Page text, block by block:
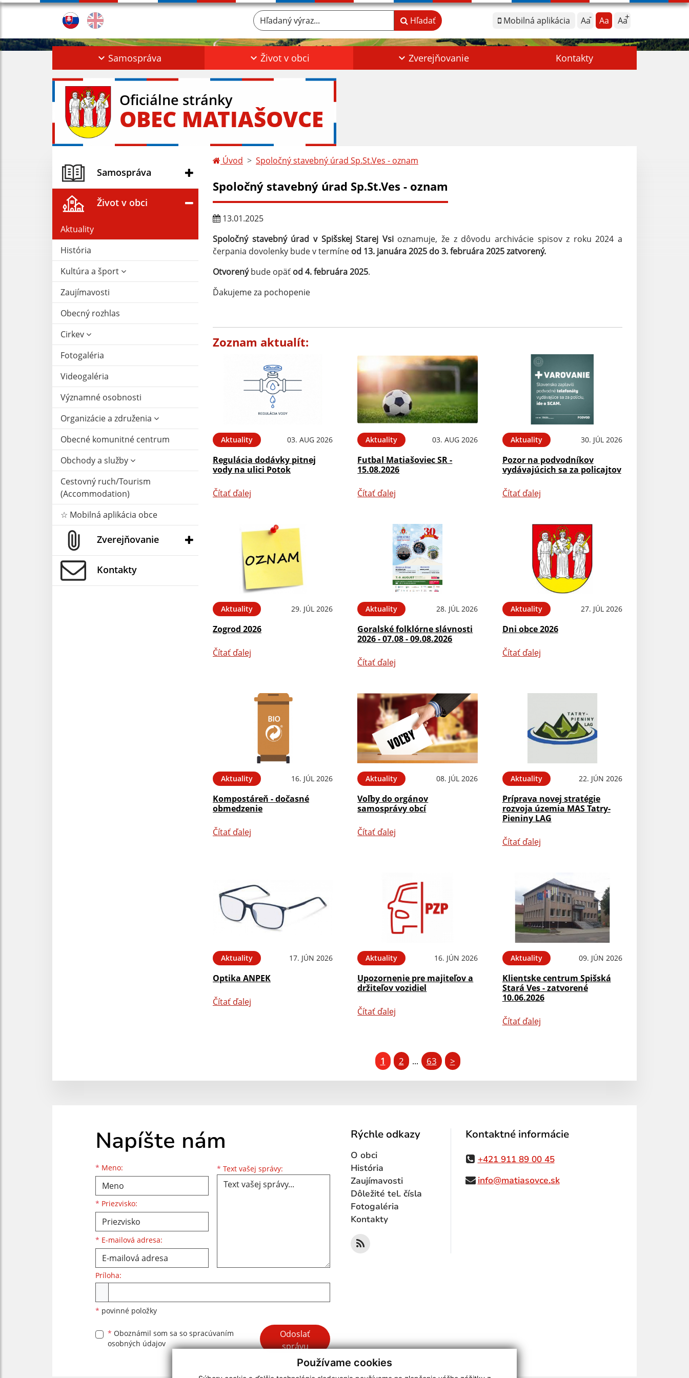
Používame cookies
Mobilná aplikácia Aa Aa Aa
Hľadaný výraz... Hľadať
Samospráva Život v obci Zverejňovanie Kontakty
Oficiálne stránky
OBEC MATIAŠOVCE
Samospráva
Život v obci
Aktuality
História
Kultúra a šport
Zaujímavosti
Obecný rozhlas
Cirkev
Fotogaléria
Videogaléria
Významné osobnosti
Organizácie a združenia
Obecné komunitné centrum
Obchody a služby
Cestovný ruch/Tourism
(Accommodation)
☆ Mobilná aplikácia obce
Zverejňovanie
Kontakty
Úvod Spoločný stavebný úrad Sp.St.Ves - oznam
Spoločný stavebný úrad Sp.St.Ves - oznam
13.01.2025
Spoločný stavebný úrad v Spišskej Starej Vsioznamuje, že z dôvodu archivácie spisov z roku 2024 a
čerpania dovolenky bude v termíne od 13. januára 2025 do 3. februára 2025 zatvorený.
Otvorenýbude opäť od 4. februára 2025.
Ďakujeme za pochopenie
Zoznam aktualít:
Aktuality 03. AUG 2026
Regulácia dodávky pitnej
vody na ulici Potok
Čítať ďalej
Aktuality 03. AUG 2026
Futbal Matiašoviec SR -
15.08.2026
Čítať ďalej
Aktuality 30. JÚL 2026
Pozor na podvodníkov
vydávajúcich sa za policajtov
Čítať ďalej
Aktuality 29. JÚL 2026
Zogrod 2026
Čítať ďalej
Aktuality 28. JÚL 2026
Goralské folklórne slávnosti
2026 - 07.08 - 09.08.2026
Čítať ďalej
Aktuality 27. JÚL 2026
Dni obce 2026
Čítať ďalej
Aktuality 16. JÚL 2026
Kompostáreň - dočasné
obmedzenie
Čítať ďalej
Aktuality 08. JÚL 2026
Voľby do orgánov
samosprávy obcí
Čítať ďalej
Aktuality 22. JÚN 2026
Príprava novej stratégie
rozvoja územia MAS Tatry-
Pieniny LAG
Čítať ďalej
Aktuality 17. JÚN 2026
Optika ANPEK
Čítať ďalej
Aktuality 16. JÚN 2026
Upozornenie pre majiteľov a
držiteľov vozidiel
Čítať ďalej
Aktuality 09. JÚN 2026
Klientske centrum Spišská
Stará Ves - zatvorené
10.06.2026
Čítať ďalej
1 2 ... 63 >
Napíšte nám
* Meno:
Meno
* Priezvisko:
Priezvisko
* E-mailová adresa:
E-mailová adresa * Text vašej správy: Text vašej správy...
Príloha:
* povinné položky
* Oboznámil som sa so spracúvaním
osobných údajov
Google reCaptcha Response
Odoslať
správu
Rýchle odkazy
O obci
História
Zaujímavosti
Dôležité tel. čísla
Fotogaléria
Kontakty
Kontaktné informácie
+421 911 89 00 45
info@matiasovce.sk